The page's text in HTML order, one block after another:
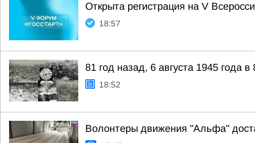
Открыта регистрация на V
18:57
81 год назад, 6 августа 1945 года
18:52
Волонтеры движения "Альфа"